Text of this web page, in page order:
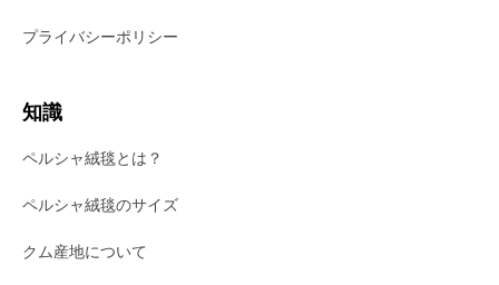
プライバシーポリシー
知識
ペルシャ絨毯とは？
ペルシャ絨毯のサイズ
クム産地について